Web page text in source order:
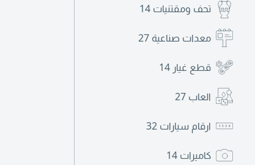
تحف ومقتنيات 14
معدات صناعية 27
قطع غيار 14
العاب 27
ارقام سيارات 32
كاميرات 14